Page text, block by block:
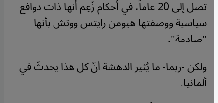
تصل إلى 20 عاماً، في أحكام زُعِم أنها ذات دوافع
سياسية ووصفتها هيومن رايتس ووتش بأنها
"صادمة".
ولكن -ربما- ما يُثير الدهشة أنّ كل هذا يحدثُ في
ألمانيا.